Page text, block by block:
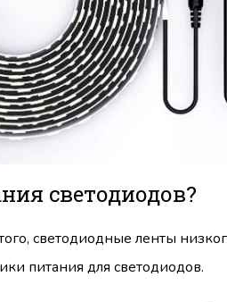
светодиодов?
светодиодные ленты
питания для светодиодов.